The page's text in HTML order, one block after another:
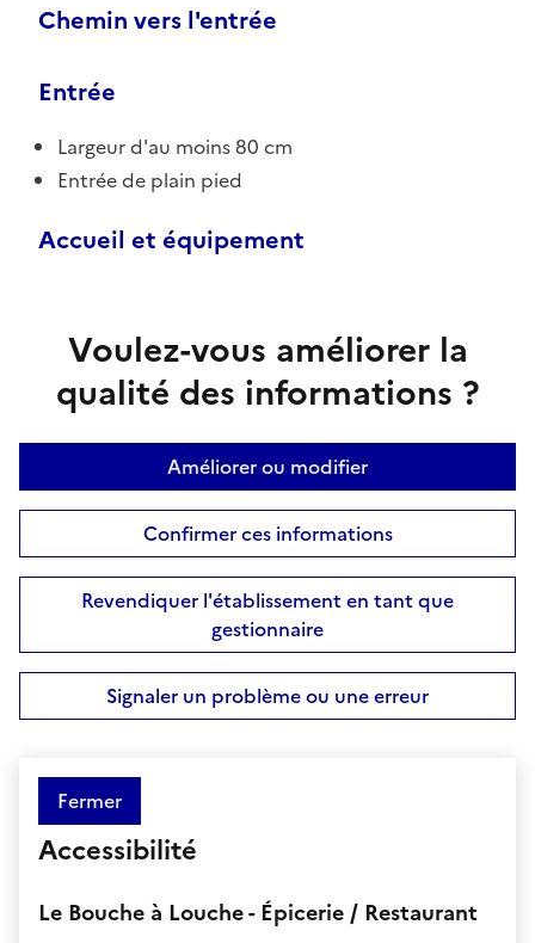
Chemin vers l'entrée
Entrée
Largeur d'au moins 80 cm
Entrée de plain pied
Accueil et équipement
Voulez-vous améliorer la
qualité des informations ?
Améliorer ou modifier
Confirmer ces informations
Revendiquer l'établissement en tant que
gestionnaire
Signaler un problème ou une erreur
Fermer
Accessibilité
Le Bouche à Louche - Épicerie / Restaurant